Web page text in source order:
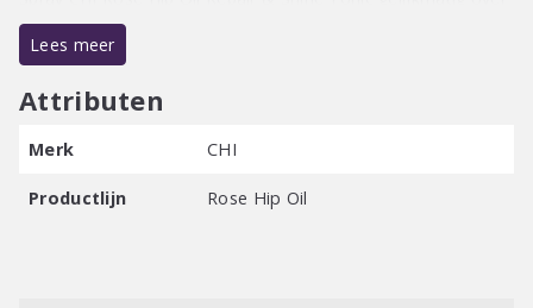
handdoek droog haar en kam het door het haar. Style daarna
zoals gewend.
Lees meer
Attributen
Merk CHI
Productlijn Rose Hip Oil